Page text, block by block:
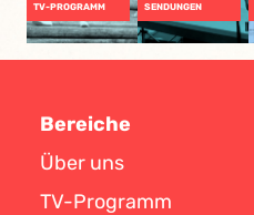
TV-PROGRAMM SENDUNGEN
Bereiche
Über uns
TV-Programm